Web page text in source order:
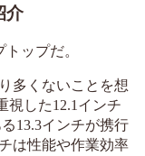
介
ップだ。
多くないことを想
視した12.1インチ
13.3インチが携行
は性能や作業効率